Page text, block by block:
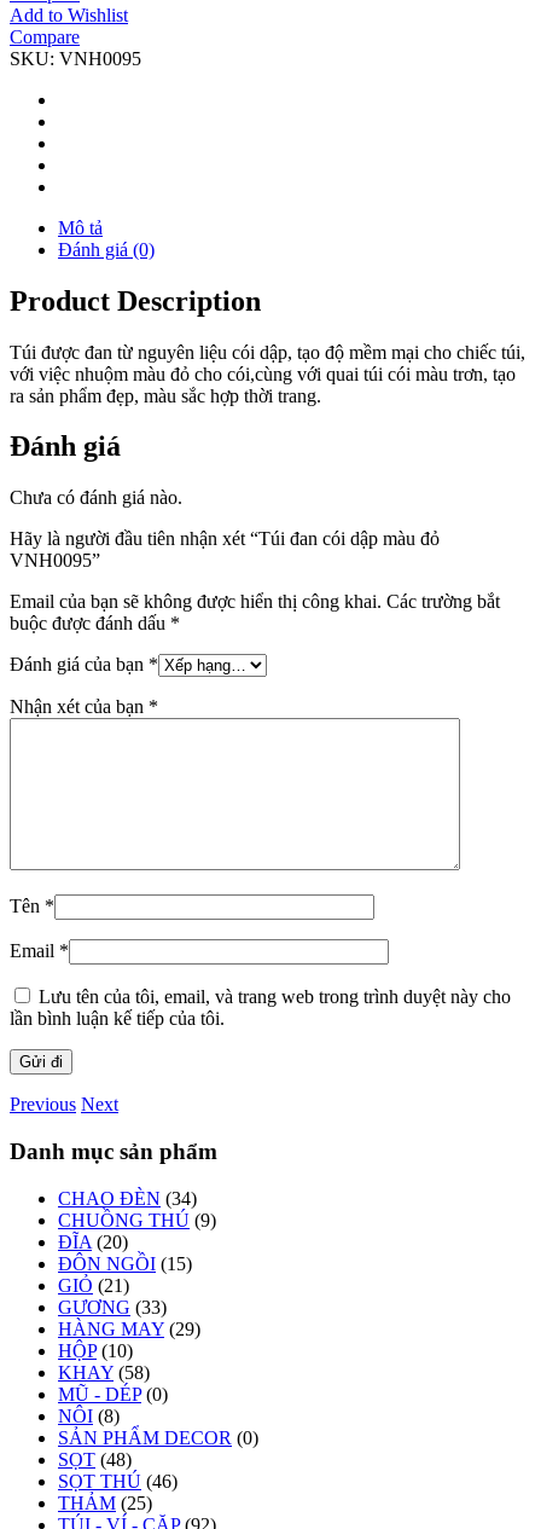
Add to Wishlist
Compare
SKU: VNH0095
Mô tả
Đánh giá (0)
Product Description
Túi được đan từ nguyên liệu cói dập, tạo độ mềm mại cho chiếc túi,
với việc nhuộm màu đỏ cho cói,cùng với quai túi cói màu trơn, tạo
ra sản phẩm đẹp, màu sắc hợp thời trang.
Đánh giá
Chưa có đánh giá nào.
Hãy là người đầu tiên nhận xét “Túi đan cói dập màu đỏ
VNH0095”
Email của bạn sẽ không được hiển thị công khai. Các trường bắt
buộc được đánh dấu *
Đánh giá của bạn *
Nhận xét của bạn *
Tên *
Email *
Lưu tên của tôi, email, và trang web trong trình duyệt này cho
lần bình luận kế tiếp của tôi.
Previous Next
Danh mục sản phẩm
CHAO ĐÈN (34)
CHUỒNG THÚ (9)
ĐĨA (20)
ĐÔN NGỒI (15)
GIỎ (21)
GƯƠNG (33)
HÀNG MAY (29)
HỘP (10)
KHAY (58)
MŨ - DÉP (0)
NÔI (8)
SẢN PHẨM DECOR (0)
SỌT (48)
SỌT THÚ (46)
THẢM (25)
TÚI - VÍ - CẶP (92)